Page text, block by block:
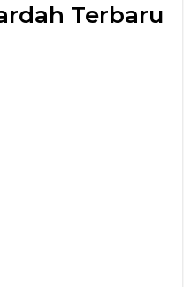
Terbaru